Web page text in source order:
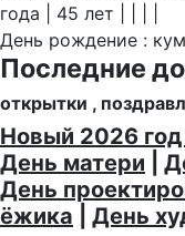
года | 45 лет | | | |
День рождение : кум
Последние
открытки ,
Новый 2026
День матери
День
ёжика
День